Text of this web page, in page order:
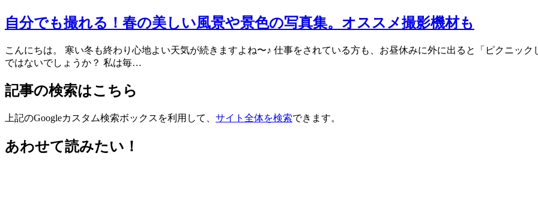
自分でも撮れる！春の美しい風景や景色の写真集。オススメ撮影機材も
こんにちは。 寒い冬も終わり心地よい天気が続きますよね〜♪ 仕事をされている方も、お昼休みに外に出ると「ピクニッ
ではないでしょうか？ 私は毎…
記事の検索はこちら
上記のGoogleカスタム検索ボックスを利用して、 サイト全体を検索できます。
あわせて読みたい！